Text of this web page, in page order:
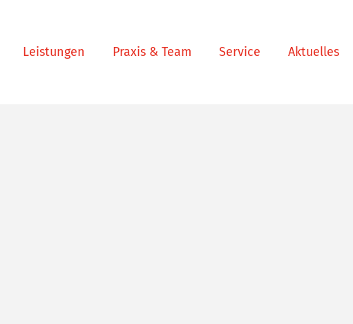
Leistungen Praxis & Team Service Aktuelles